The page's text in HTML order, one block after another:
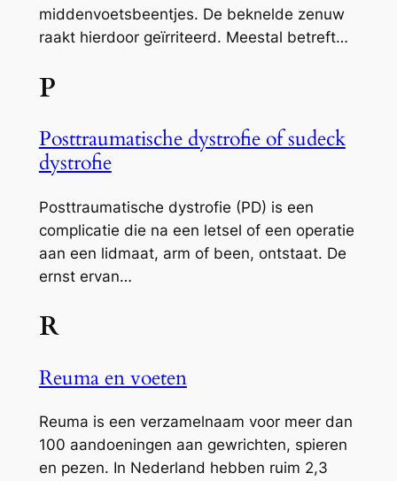
middenvoetsbeentjes. De beknelde zenuw
raakt hierdoor geïrriteerd. Meestal betreft…
P
Posttraumatische dystrofie of sudeck
dystrofie
Posttraumatische dystrofie (PD) is een
complicatie die na een letsel of een operatie
aan een lidmaat, arm of been, ontstaat. De
ernst ervan…
R
Reuma en voeten
Reuma is een verzamelnaam voor meer dan
100 aandoeningen aan gewrichten, spieren
en pezen. In Nederland hebben ruim 2,3